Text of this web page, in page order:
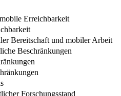
Erreichbarkeit
Bereitschaft und mobiler Arbeit
Beschränkungen
Forschungsstand